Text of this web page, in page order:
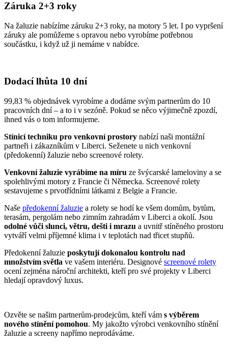
Záruka 2+3 roky
Na žaluzie nabízíme záruku 2+3 roky, na motory 5 let. I po vypršení
záruky ale pomůžeme s opravou nebo vyrobíme potřebnou
součástku, i když už ji nemáme v nabídce.
Dodací lhůta 10 dní
99,83 % objednávek vyrobíme a dodáme svým partnerům do 10
pracovních dní – a to i v sezóně. Pokud se něco výjimečně zpozdí,
ihned vás o tom informujeme.
Stínicí techniku pro venkovní prostory nabízí naši montážní
partneři i zákazníkům v Liberci. Seženete u nich venkovní
(předokenní) žaluzie nebo screenové rolety.
Venkovní žaluzie vyrábíme na míru ze švýcarské lameloviny a se
spolehlivými motory z Francie či Německa. Screenové rolety
sestavujeme s prvotřídními látkami z Belgie a Francie.
Naše předokenní žaluzie a rolety se hodí ke všem domům, bytům,
terasám, pergolám nebo zimním zahradám v Liberci a okolí. Jsou
odolné vůči slunci, větru, dešti i mrazu a uvnitř stíněného prostoru
vytváří velmi příjemné klima i v teplotách nad třicet stupňů.
Předokenní žaluzie poskytují dokonalou kontrolu nad
množstvím světla ve vašem interiéru. Designové screenové rolety
ocení zejména nároční architekti, kteří pro své projekty v Liberci
hledají opravdový luxus.
Ozvěte se našim partnerům-prodejcům, kteří vám s výběrem
nového stínění pomohou. My jakožto výrobci venkovního stínění
žaluzie a screeny napřímo neprodáváme.